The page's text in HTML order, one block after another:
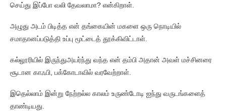
செய்து இப்போ வலி தேவலாமா? என்கிறாள்.
அழுது அடம் பிடித்த என் தங்கையின் மகளை ஒரு நொடியில்
சமாதானப்படுத்தி உப்பு மூட்டைத் தூக்கிவிட்டாள்.
கல்லூரியில் இருந்துஅயர்ந்து வந்த என் தம்பி அதான் அவள் மச்சினரை
சூடான காஃபி, பக்கோடாவில் வரவேற்றாள்.
இதெல்லாம் இன்று நேற்றல்ல காலம் உருண்டோடி ஐந்து வருடங்களைத்
தாண்டியது.